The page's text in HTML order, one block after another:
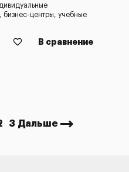
центры, учебные
В сравнение
3 Дальше